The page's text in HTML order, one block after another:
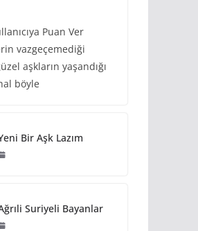
Puan Ver
vazgeçemediği
aşkların yaşandığı
böyle
Bir Aşk Lazım
Suriyeli Bayanlar